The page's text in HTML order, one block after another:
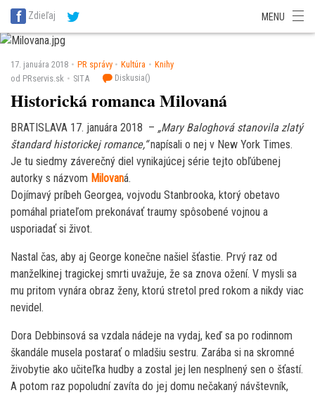
SITA Energetika
SITA Potravinárstvo
Zdieľaj MENU
17. januára 2018 PR správy Kultúra
Knihy
od PRservis.sk
SITA Diskusia()
Historická romanca Milovaná
BRATISLAVA 17. januára 2018 – „Mary Baloghová stanovila zlatý
štandard historickej romance,“napísali o nej v New York Times.
Je tu siedmy záverečný diel vynikajúcej série tejto obľúbenej
autorky s názvom Milovaná.
Dojímavý príbeh Georgea, vojvodu Stanbrooka, ktorý obetavo
pomáhal priateľom prekonávať traumy spôsobené vojnou a
usporiadať si život.
Nastal čas, aby aj George konečne našiel šťastie. Prvý raz od
manželkinej tragickej smrti uvažuje, že sa znova ožení. V mysli sa
mu pritom vynára obraz ženy, ktorú stretol pred rokom a nikdy viac
nevidel.
Dora Debbinsová sa vzdala nádeje na vydaj, keď sa po rodinnom
škandále musela postarať o mladšiu sestru. Zarába si na skromné
živobytie ako učiteľka hudby a zostal jej len nesplnený sen o šťastí.
A potom raz popoludní zavíta do jej domu nečakaný návštevník,